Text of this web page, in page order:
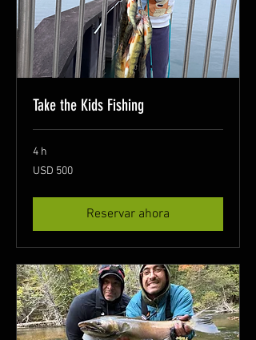
Take the Kids Fishing
4 h
500
dólares
USD 500
Reservar ahora